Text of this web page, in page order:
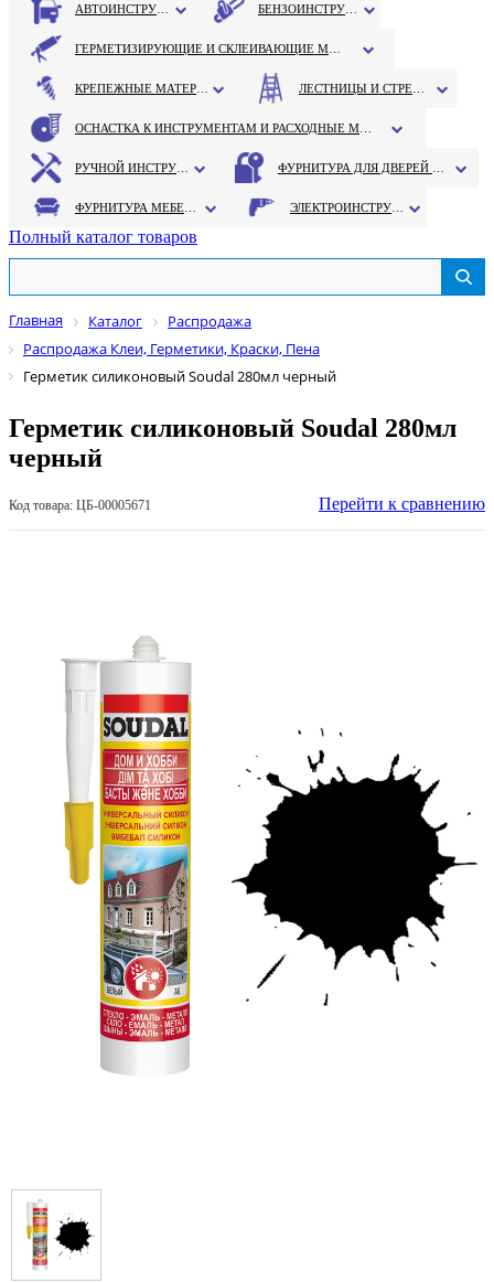
Полный каталог товаров
Главная Каталог
Распродажа
Распродажа Клеи, Герметики, Краски, Пена
Герметик силиконовый Soudal 280мл черный
Герметик силиконовый Soudal 280мл
черный
Код товара: ЦБ-00005671 Перейти к сравнению